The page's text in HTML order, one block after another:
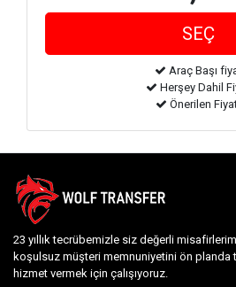
Araç Başı
Herşey Dahil
Önerilen
23 yıllık tecrübemizle siz değerli
koşulsuz müşteri memnuniyetini ön planda
hizmet vermek için çalışıyoruz.